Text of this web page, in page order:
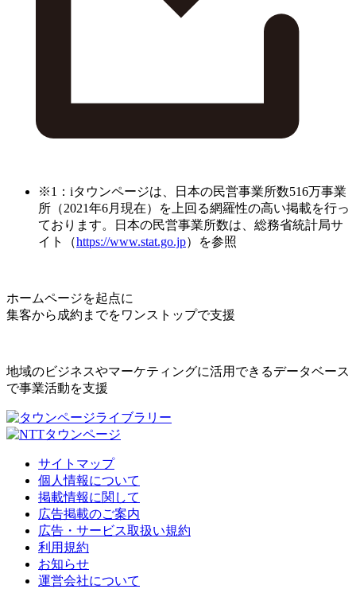
※1：iタウンページは、日本の民営事業所数516万事業
所（2021年6月現在）を上回る網羅性の高い掲載を行っ
ております。日本の民営事業所数は、総務省統計局サ
イト（https://www.stat.go.jp）を参照
ホームページを起点に
集客から成約までをワンストップで支援
地域のビジネスやマーケティングに活用できるデータベース
で事業活動を支援
サイトマップ
個人情報について
掲載情報に関して
広告掲載のご案内
広告・サービス取扱い規約
利用規約
お知らせ
運営会社について